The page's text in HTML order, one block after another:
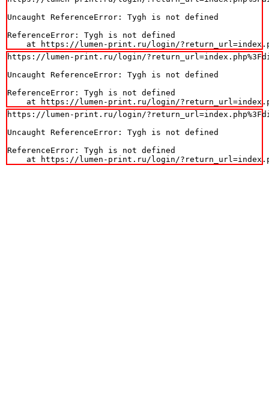
Uncaught ReferenceError: Tygh is not defined
ReferenceError: Tygh is not defined
at https://lumen-print.ru/login/
https://lumen-print.ru/login/
Uncaught ReferenceError: Tygh is not defined
ReferenceError: Tygh is not defined
at https://lumen-print.ru/login/
https://lumen-print.ru/login/
Uncaught ReferenceError: Tygh is not defined
ReferenceError: Tygh is not defined
at https://lumen-print.ru/login/